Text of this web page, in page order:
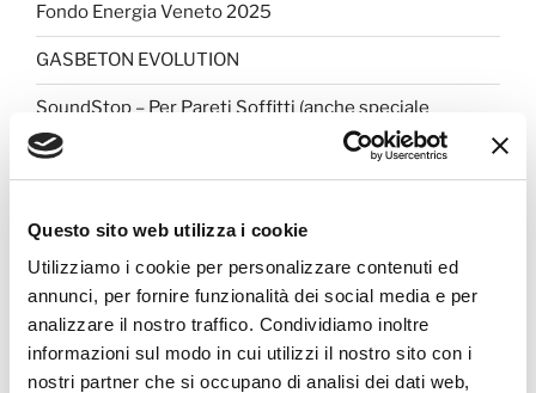
Questo sito web utilizza i cookie
Utilizziamo i cookie per personalizzare contenuti ed
annunci, per fornire funzionalità dei social media e per
analizzare il nostro traffico. Condividiamo inoltre
informazioni sul modo in cui utilizzi il nostro sito con i
nostri partner che si occupano di analisi dei dati web,
Fondo Energia Veneto 2025
GASBETON EVOLUTION
SoundStop – Per Pareti Soffitti (anche speciale
formato Fai da Te)
Pannello per Isolamento Acustico
COMMENTI RECENTI
ARCHIVI